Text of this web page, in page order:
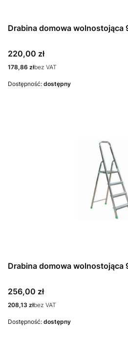
Drabina domowa wolnostojąca
Cena
220,00 zł
Cena
178,86 złbez VAT
Dostępność: dostępny
Drabina domowa wolnostojąca
Cena
256,00 zł
Cena
208,13 złbez VAT
Dostępność: dostępny